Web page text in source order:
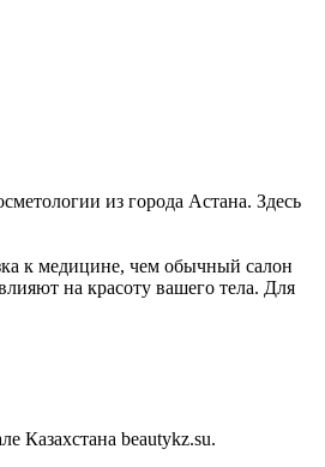
из города Астана. Здесь
к медицине, чем обычный салон
на красоту вашего тела. Для
Казахстана beautykz.su.